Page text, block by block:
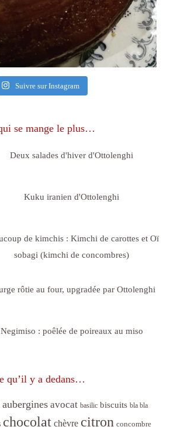
Suivre sur Instagram
se mange le plus…
Deux salades d'hiver d'Ottolenghi
Kuku iranien d'Ottolenghi
de kimchis : Kimchi de carottes et Oï
sobagi (kimchi de concombres)
rôtie au four, upgradée par Ottolenghi
Negimiso : poêlée de poireaux au miso
qu’il y a dedans…
aubergines avocat basilic biscuits bla bla
chocolat chèvre citron concombre